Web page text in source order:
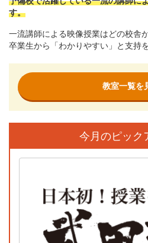
す。
一流講師による映像授業はどの校舎
卒業生から「わかりやすい」と支持
教室一覧を
今月のピック